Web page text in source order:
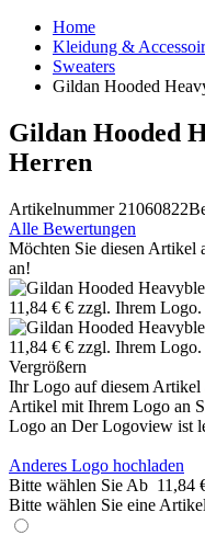
Home
Kleidung &
Sweaters
Gildan Hooded
Gildan Hooded
Herren
Artikelnummer 21060822
Alle Bewertungen
Möchten Sie diesen Artikel
an!
Vergrößern
Ihr Logo auf diesem Artikel
Artikel mit Ihrem Logo an
Logo an Der Logoview ist
Anderes Logo hochladen
Bitte wählen Sie Ab 11,84
Bitte wählen Sie eine